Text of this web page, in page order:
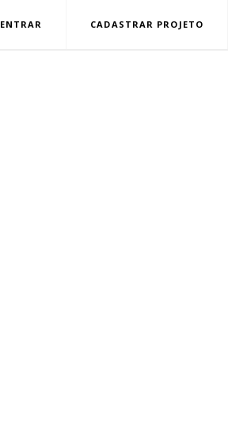
ENTRAR CADASTRAR PROJETO